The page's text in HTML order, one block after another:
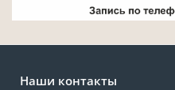
Наши контакты